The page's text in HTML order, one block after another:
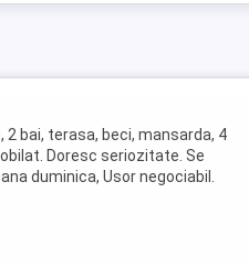
2 bai, terasa, beci, mansarda, 4
Doresc seriozitate. Se
duminica, Usor negociabil.